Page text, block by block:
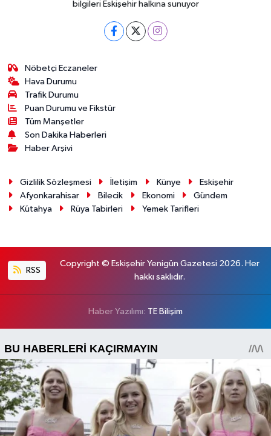
bilgileri Eskişehir halkına sunuyor
Nöbetçi Eczaneler
Hava Durumu
Trafik Durumu
Puan Durumu ve Fikstür
Tüm Manşetler
Son Dakika Haberleri
Haber Arşivi
Gizlilik Sözleşmesi İletişim Künye
Eskişehir
Afyonkarahisar
Bilecik Ekonomi
Gündem
Kütahya
Rüya Tabirleri Yemek Tarifleri
RSS
Copyright © Eskişehir Yenigün Gazetesi 2026. Her
hakkı saklıdır.
Haber Yazılımı: TE Bilişim